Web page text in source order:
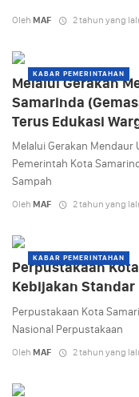
Oleh MAF 2 tahun yang
KABAR PEMERINTAHAN
Melalui Gerakan
Samarinda
Terus Edukasi
Melalui Gerakan Mendaur
Pemerintah Kota
Sampah
Oleh MAF 2 tahun yang
KABAR PEMERINTAHAN
Perpustakaan
Kebijakan
Perpustakaan Kota
Nasional Perpustakaan
Oleh MAF 2 tahun yang